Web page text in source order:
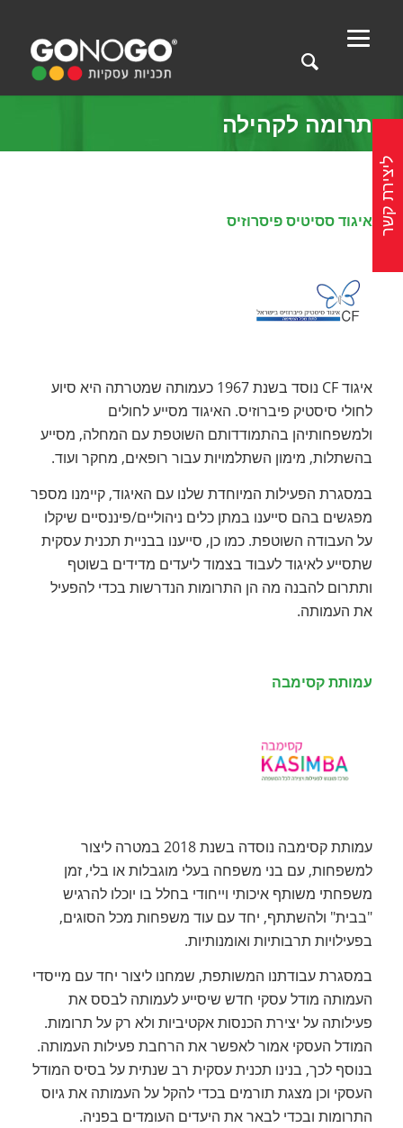
תרומה לקהילה
איגוד ססיטיס פיסרוזיס
איגוד CF נוסד בשנת 1967 כעמותה שמטרתה היא סיוע
לחולי סיסטיק פיברוזיס. האיגוד מסייע לחולים
ולמשפחותיהן בהתמודדותם השוטפת עם המחלה, מסייע
בהשתלות, מימון השתלמויות עבור רופאים, מחקר ועוד.
במסגרת הפעילות המיוחדת שלנו עם האיגוד, קיימנו מספר
מפגשים בהם סייענו במתן כלים ניהוליים/פיננסיים שיקלו
על העבודה השוטפת. כמו כן, סייענו בבניית תכנית עסקית
שתסייע לאיגוד לעבוד בצמוד ליעדים מדידים בשוטף
ותתרום להבנה מה הן התרומות הנדרשות בכדי להפעיל
את העמותה.
עמותת קסימבה
עמותת קסימבה נוסדה בשנת 2018 במטרה ליצור
למשפחות, עם בני משפחה בעלי מוגבלות או בלי, זמן
משפחתי משותף איכותי וייחודי בחלל בו יוכלו להרגיש
"בבית" ולהשתתף, יחד עם עוד משפחות מכל הסוגים,
בפעילויות תרבותיות ואומנותיות.
במסגרת עבודתנו המשותפת, שמחנו ליצור יחד עם מייסדי
העמותה מודל עסקי חדש שיסייע לעמותה לבסס את
פעילותה על יצירת הכנסות אקטיביות ולא רק על תרומות.
המודל העסקי אמור לאפשר את הרחבת פעילות העמותה.
בנוסף לכך, בנינו תכנית עסקית רב שנתית על בסיס המודל
העסקי וכן מצגת תורמים בכדי להקל על העמותה את גיוס
התרומות ובכדי לבאר את היעדים העומדים בפניה.
ליצירת קשר